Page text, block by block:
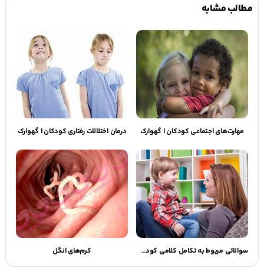
مطالب مشابه
مهارت‌های اجتماعی کودکان | گهوارک درمان اختلالات رفتاری کودکان | گهوارک
سوالاتی مربوط به تکامل کلامی کودک | گهوارک کرم‌های انگل